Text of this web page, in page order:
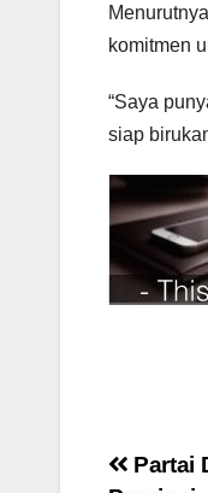
komitmen
“Saya
siap
Post
Partai